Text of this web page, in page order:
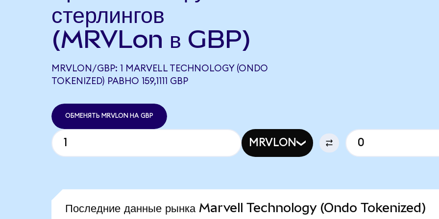
стерлингов
(MRVLon в GBP)
MRVLON/GBP: 1 MARVELL TECHNOLOGY (ONDO
TOKENIZED) РАВНО 159,1111 GBP
ОБМЕНЯТЬ MRVLON НА GBP
MRVLON
Последние данные рынка Marvell Technology (Ondo Tokenized)